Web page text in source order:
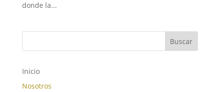
donde la...
Buscar
Inicio
Nosotros